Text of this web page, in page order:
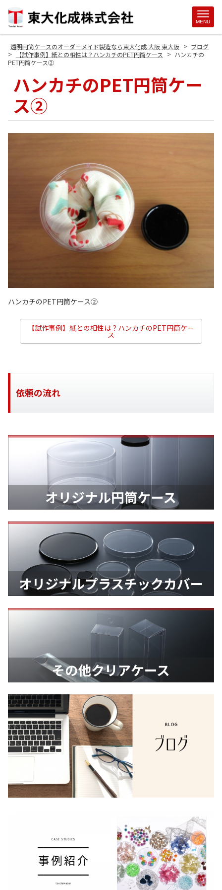
MENU
透明円筒ケースのオーダーメイド製造なら東大化成 大阪 東大阪 > ブログ
> 【試作事例】紙との相性は？ハンカチのPET円筒ケース > ハンカチの
PET円筒ケース②
ハンカチのPET円筒ケー
ス②
ハンカチのPET円筒ケース②
【試作事例】紙との相性は？ハンカチのPET円筒ケー
ス
依頼の流れ
Site
Footer